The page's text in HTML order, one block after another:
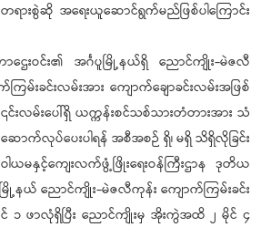
ားစွဲဆို အရေးယူဆောင်ရွက်မည်ဖြစ်ပါကြောင်း
ဌေးဝင်း၏ အင်္ဂပူမြို့နယ်ရှိ ညောင်ကျိုး-မဲဇလီ
းခင်းလမ်းအား ကျောက်ချောခင်းလမ်းအဖြစ်
င်းလမ်းပေါ်ရှိ ယက္ကန်းစင်သစ်သားတံတားအား သံ
က်လုပ်ပေးပါရန် အစီအစဉ် ရှိ၊ မရှိ သိရှိလိုခြင်း
ါယမနှင့်ကျေးလက်ဖွံ့ဖြိုးရေးဝန်ကြီးဌာန ဒုတိယ
ြို့နယ် ညောင်ကျိုး-မဲဇလီကုန်း ကျောက်ကြမ်းခင်း
ဖာလုံရှိပြီး ညောင်ကျိုးမှ အိုးကွဲအထိ ၂ မိုင် ၄